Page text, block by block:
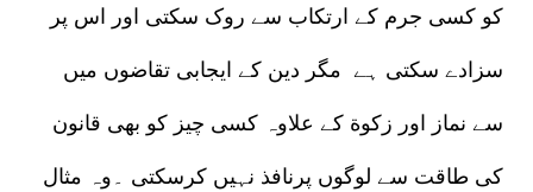
کو کسی جرم کے ارتکاب سے روک سکتی اور اس پر
سزادے سکتی ہے مگر دین کے ایجابی تقاضوں میں
سے نماز اور زکوة کے علاوہ کسی چیز کو بھی قانون
کی طاقت سے لوگوں پرنافذ نہیں کرسکتی ۔وہ مثال